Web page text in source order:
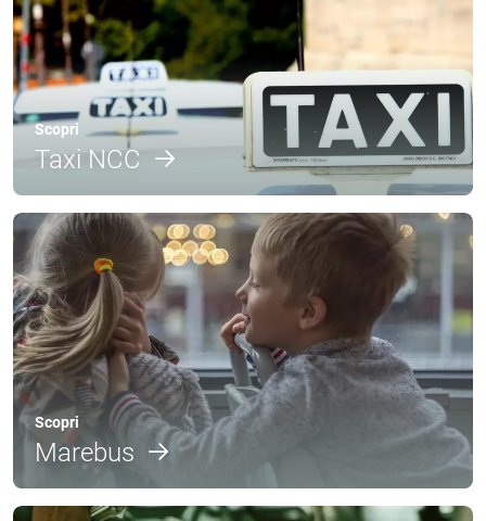
Scopri
Taxi NCC
Scopri
Marebus